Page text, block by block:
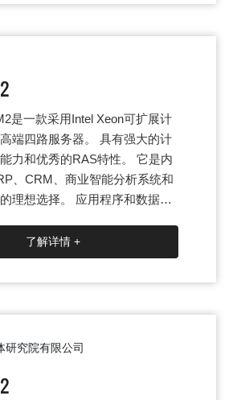
是一款采用Intel Xeon可扩展计
端四路服务器。 具有强大的计
力和优秀的RAS特性。 它是内
、CRM、商业智能分析系统和
理想选择。 应用程序和数据密
了解详情 +